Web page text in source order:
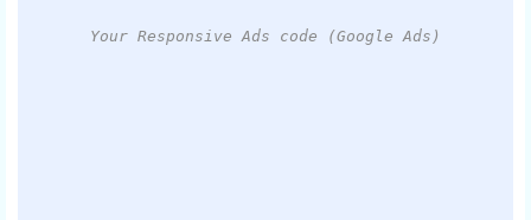
Your Responsive Ads code (Google Ads)